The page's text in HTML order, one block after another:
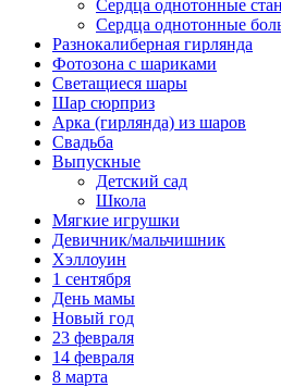
Сердца однотонные
Сердца однотонные
Разнокалиберная гирлянда
Фотозона с шариками
Светащиеся шары
Шар сюрприз
Арка (гирлянда) из шаров
Свадьба
Выпускные
Детский сад
Школа
Мягкие игрушки
Девичник/мальчишник
Хэллоуин
1 сентября
День мамы
Новый год
23 февраля
14 февраля
8 марта